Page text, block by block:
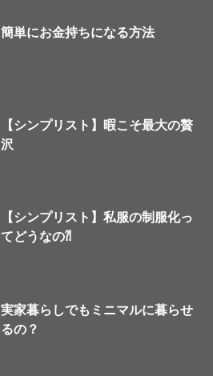
簡単にお金持ちになる方法
【シンプリスト】暇こそ最大の贅
沢
【シンプリスト】私服の制服化っ
てどうなの⁈
実家暮らしでもミニマルに暮らせ
るの？